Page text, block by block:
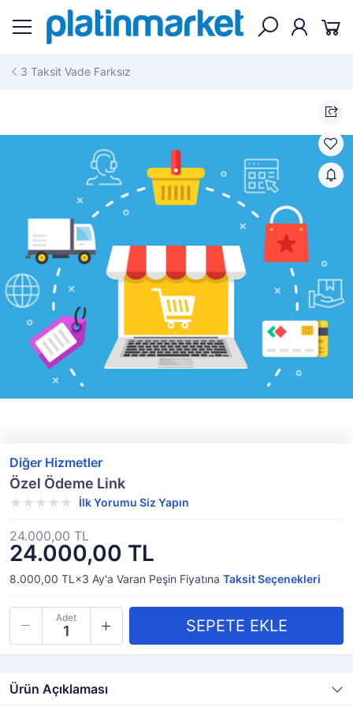
3 Taksit Vade Farksız
Diğer Hizmetler
Özel Ödeme Link
İlk Yorumu Siz Yapın
24.000,00 TL
24.000,00 TL
8.000,00 TL×3 Ay'a Varan Peşin Fiyatına Taksit Seçenekleri
Adet
Ürün Açıklaması